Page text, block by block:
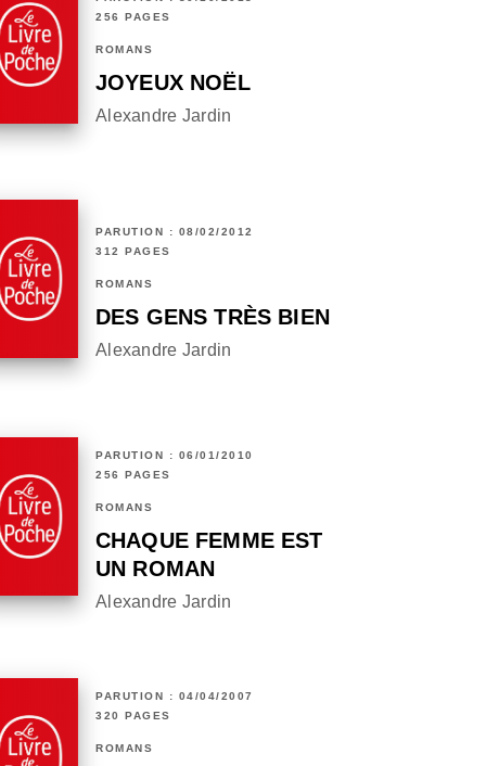
256 PAGES
ROMANS
JOYEUX NOËL
Alexandre Jardin
PARUTION : 08/02/2012
312 PAGES
ROMANS
DES GENS TRÈS BIEN
Alexandre Jardin
PARUTION : 06/01/2010
256 PAGES
ROMANS
CHAQUE FEMME EST
UN ROMAN
Alexandre Jardin
PARUTION : 04/04/2007
320 PAGES
ROMANS